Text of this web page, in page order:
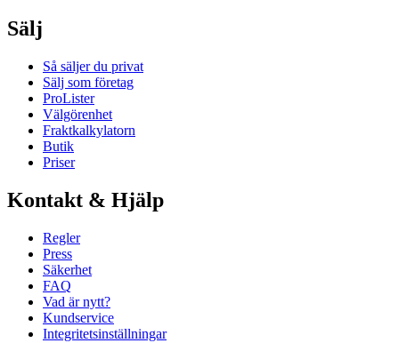
Sälj
Så säljer du privat
Sälj som företag
ProLister
Välgörenhet
Fraktkalkylatorn
Butik
Priser
Kontakt & Hjälp
Regler
Press
Säkerhet
FAQ
Vad är nytt?
Kundservice
Integritetsinställningar